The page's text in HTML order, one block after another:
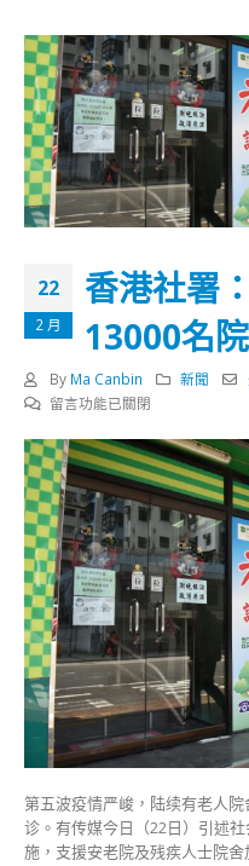
22
2 月
香港社署
13000名
By Ma Canbin 新聞
在
港
社
署：
外
展
队
已
为
13000
名
院
友
打
第
针〉
中
留言功能已關閉
第五波疫情严峻，陆续有老人
诊。有传媒今日（22日）引述
施，支援安老院及残疾人士院